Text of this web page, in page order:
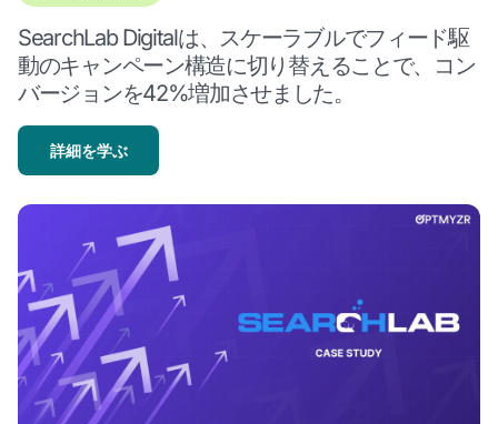
SearchLab Digitalは、スケーラブルでフィード駆
動のキャンペーン構造に切り替えることで、コン
バージョンを42%増加させました。
詳細を学ぶ